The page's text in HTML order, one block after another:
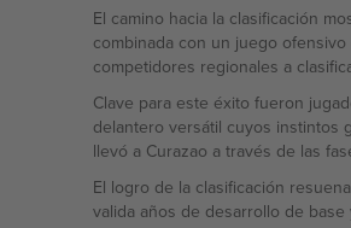
El camino hacia la clasificación
combinada con un juego
competidores regionales a
Clave para este éxito fueron
delantero versátil cuyos instintos
llevó a Curazao a través de las
El logro de la clasificación
valida años de desarrollo de